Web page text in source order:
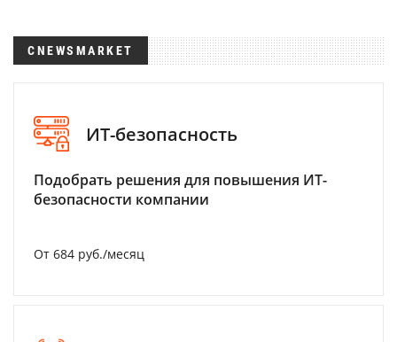
CNEWSMARKET
ИТ-безопасность
Подобрать решения для повышения ИТ-
безопасности компании
От 684 руб./месяц